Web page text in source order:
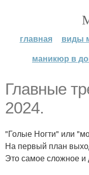
главная виды
маникюр в
Главные
2024.
"Голые Ногти" или
На первый план
Это самое сложное и